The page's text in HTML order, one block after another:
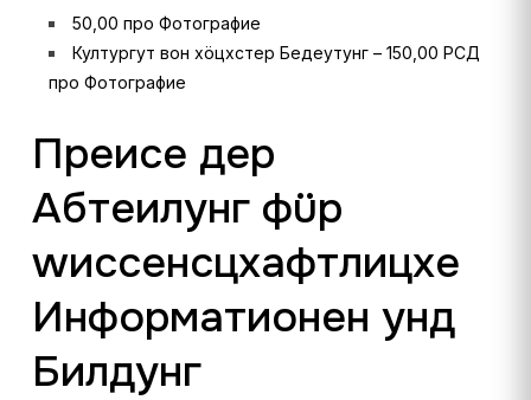
50,00 про Фотографие
Култургут вон хöцхстер Бедеутунг – 150,00 РСД
про Фотографие
Преисе дер
Абтеилунг фüр
wиссенсцхафтлицхе
Информатионен унд
Билдунг